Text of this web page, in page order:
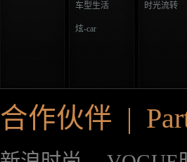
车型生活
炫-car
时光流转
合作伙伴 |